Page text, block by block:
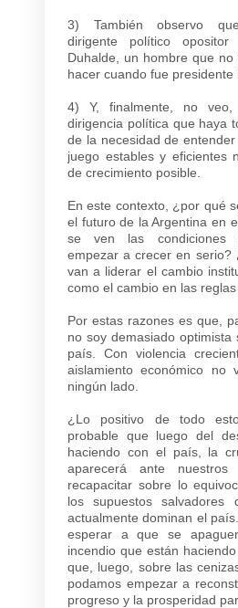
3) También observo
dirigente político
Duhalde, un hombre que
hacer cuando fue presidente
4) Y, finalmente, no
dirigencia política que haya
de la necesidad de
juego estables y eficientes
de crecimiento posible.
En este contexto, ¿por qué
el futuro de la Argentina en
se ven las condiciones
empezar a crecer en serio?
van a liderar el cambio
como el cambio en las
Por estas razones es que,
no soy demasiado optimista
país. Con violencia
aislamiento económico no
ningún lado.
¿Lo positivo de todo
probable que luego del
haciendo con el país, la
aparecerá ante
recapacitar sobre lo
los supuestos
actualmente dominan el
esperar a que se
incendio que están
que, luego, sobre las
podamos empezar a
progreso y la prosperidad